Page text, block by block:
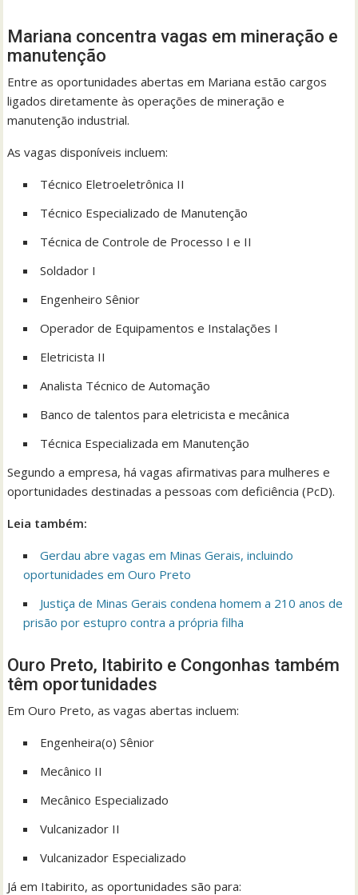
Mariana concentra vagas em mineração e
manutenção
Entre as oportunidades abertas em Mariana estão cargos
ligados diretamente às operações de mineração e
manutenção industrial.
As vagas disponíveis incluem:
Técnico Eletroeletrônica II
Técnico Especializado de Manutenção
Técnica de Controle de Processo I e II
Soldador I
Engenheiro Sênior
Operador de Equipamentos e Instalações I
Eletricista II
Analista Técnico de Automação
Banco de talentos para eletricista e mecânica
Técnica Especializada em Manutenção
Segundo a empresa, há vagas afirmativas para mulheres e
oportunidades destinadas a pessoas com deficiência (PcD).
Leia também:
Gerdau abre vagas em Minas Gerais, incluindo
oportunidades em Ouro Preto
Justiça de Minas Gerais condena homem a 210 anos de
prisão por estupro contra a própria filha
Ouro Preto, Itabirito e Congonhas também
têm oportunidades
Em Ouro Preto, as vagas abertas incluem:
Engenheira(o) Sênior
Mecânico II
Mecânico Especializado
Vulcanizador II
Vulcanizador Especializado
Já em Itabirito, as oportunidades são para: